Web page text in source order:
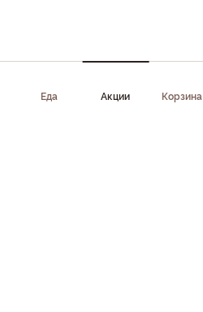
Еда Акции Корзина